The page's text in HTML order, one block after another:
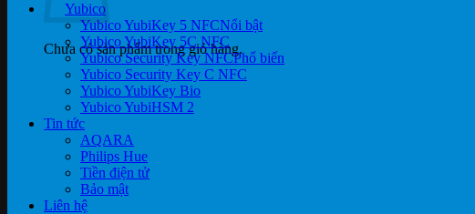
Chưa có sản phẩm trong giỏ hàng.
Yubico
Yubico YubiKey 5 NFC
Yubico YubiKey 5C NFC
Yubico Security Key NFC
Yubico Security Key C NFC
Yubico YubiKey Bio
Yubico YubiHSM 2
Tin tức
AQARA
Philips Hue
Tiền điện tử
Bảo mật
Liên hệ